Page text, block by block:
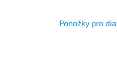
Ponožky pro